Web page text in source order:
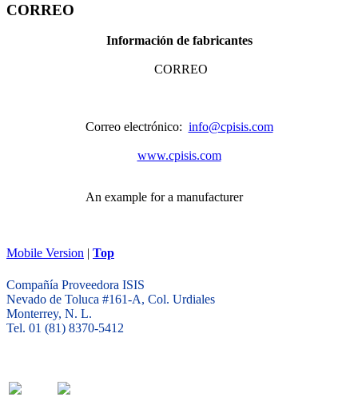
CORREO
Información de fabricantes
CORREO
Correo electrónico: info@cpisis.com
www.cpisis.com
An example for a manufacturer
Mobile Version | Top
Compañía Proveedora ISIS
Nevado de Toluca #161-A, Col. Urdiales
Monterrey, N. L.
Tel. 01 (81) 8370-5412